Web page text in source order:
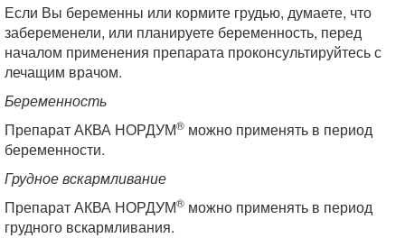
Если Вы беременны или кормите грудью, думаете, что
забеременели, или планируете беременность, перед
началом применения препарата проконсультируйтесь с
лечащим врачом.
Беременность
Препарат АКВА НОРДУМ® можно применять в период
беременности.
Грудное вскармливание
Препарат АКВА НОРДУМ® можно применять в период
грудного вскармливания.